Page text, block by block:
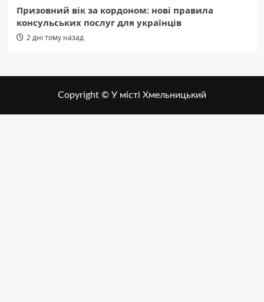
Призовний вік за кордоном: нові правила
консульських послуг для українців
2 дні тому назад
Copyright © У місті Хмельницький